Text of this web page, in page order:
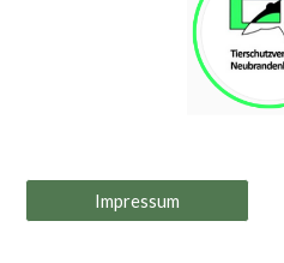
Impressum